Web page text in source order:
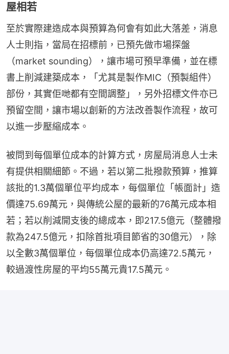
屋相若
至於實際建造成本與預算為何會有如此大落差，消息
人士則指，當局在招標前，已預先做市場探盤
（market sounding），讓市場可預早準備，並在標
書上削減建築成本，「尤其是製作MIC（預製組件）
部份，其實佢哋都有空間調整」，另外招標文件亦已
預留空間，讓市場以創新的方法改善製作流程，故可
以進一步壓縮成本。
被問到每個單位成本的計算方式，房屋局消息人士未
有提供相關細節。不過，若以第二批撥款預算，推算
該批的1.3萬個單位平均成本，每個單位「帳面計」造
價達75.69萬元，與傳統公屋的最新的76萬元成本相
若；若以削減開支後的總成本，即217.5億元（整體撥
款為247.5億元，扣除首批項目節省的30億元），除
以全數3萬個單位，每個單位成本仍高達72.5萬元，
較過渡性房屋的平均55萬元貴17.5萬元。